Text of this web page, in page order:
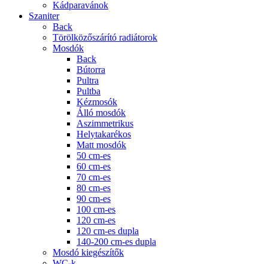
Kádparavánok
Szaniter
Back
Törölközőszárító radiátorok
Mosdók
Back
Bútorra
Pultra
Pultba
Kézmosók
Álló mosdók
Aszimmetrikus
Helytakarékos
Matt mosdók
50 cm-es
60 cm-es
70 cm-es
80 cm-es
90 cm-es
100 cm-es
120 cm-es
120 cm-es dupla
140-200 cm-es dupla
Mosdó kiegészítők